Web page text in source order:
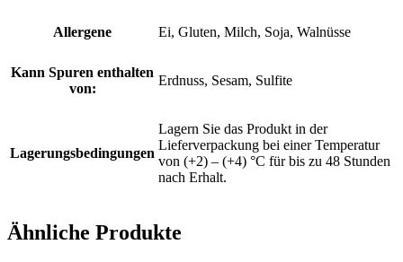
Allergene Ei, Gluten, Milch, Soja, Walnüsse
Kann Spuren enthalten
von:
Erdnuss, Sesam, Sulfite
Lagerungsbedingungen
Lagern Sie das Produkt in der
Lieferverpackung bei einer Temperatur
von (+2) – (+4) °C für bis zu 48 Stunden
nach Erhalt.
Ähnliche Produkte